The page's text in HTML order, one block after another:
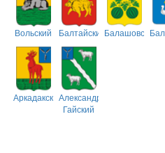
Вольский БалтайскийБалашовский
АркадакскийАлександрово-
Гайский